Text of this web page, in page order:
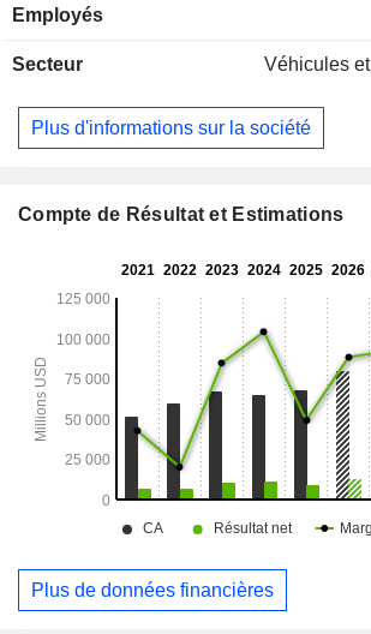
aux bateaux, aux machines
composants hydrauliques, etc. ; - prestations de services
suivante : Amérique du Nord
Moyen-Orient (18,9%), Asie-Pacifique
Employés
Secteur Véhicules
Plus d'informations sur la société
Compte de Résultat et Estimations
Plus de données financières